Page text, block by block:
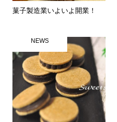
菓子製造業いよいよ開業！
NEWS